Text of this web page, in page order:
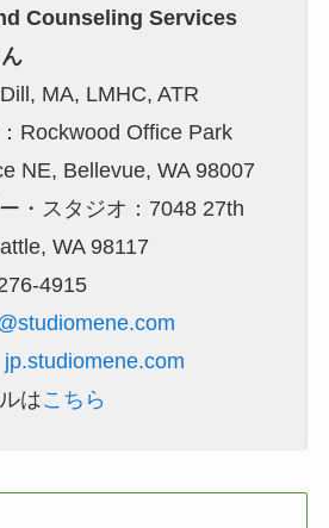
Counseling Services
MA, LMHC, ATR
Rockwood Office Park
NE, Bellevue, WA 98007
・スタジオ：7048 27th
WA 98117
4915
jp.studiomene.com
はこちら